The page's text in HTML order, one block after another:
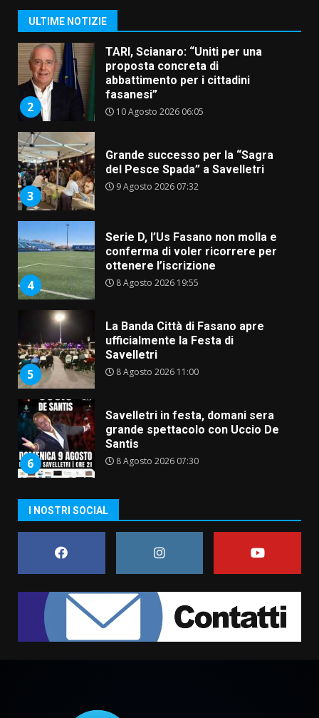
ULTIME NOTIZIE
10 Agosto 2026 10:48
2
proposta concreta di
abbattimento per i cittadini
fasanesi”
10 Agosto 2026 06:05
3
del Pesce Spada” a Savelletri
9 Agosto 2026 07:32
4
conferma di voler ricorrere per
ottenere l’iscrizione
8 Agosto 2026 19:55
5
ufficialmente la Festa di
Savelletri
8 Agosto 2026 11:00
6
grande spettacolo con Uccio De
Santis
8 Agosto 2026 07:30
Sostenibile: premiati gli studenti
universitari del bando “La strada
Savelletri in festa, pienone sul
voce di Antonella Losavio
incanta la piazza
10 Agosto 2026 10:48
I NOSTRI SOCIAL